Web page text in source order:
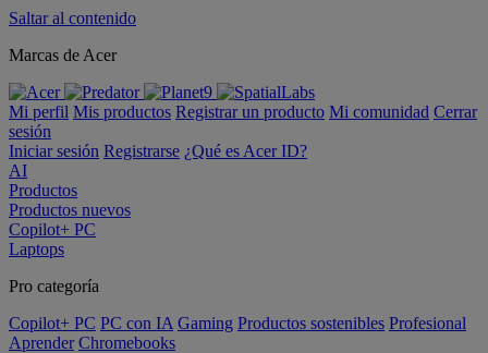
Saltar al contenido
Marcas de Acer
Mi perfil Mis productos Registrar un producto Mi comunidad Cerrar
sesión
Iniciar sesión Registrarse ¿Qué es Acer ID?
AI
Productos
Productos nuevos
Copilot+ PC
Laptops
Pro categoría
Copilot+ PC PC con IA Gaming Productos sostenibles Profesional
Aprender Chromebooks